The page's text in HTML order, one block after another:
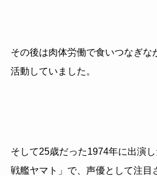
その後は肉体労働で食いつなぎな
活動していました。
そして25歳だった1974年に出演
戦艦ヤマト」で、声優として注目